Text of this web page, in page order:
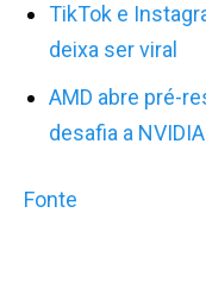
TikTok e
deixa ser viral
AMD abre pré-
desafia a NVIDIA
Fonte